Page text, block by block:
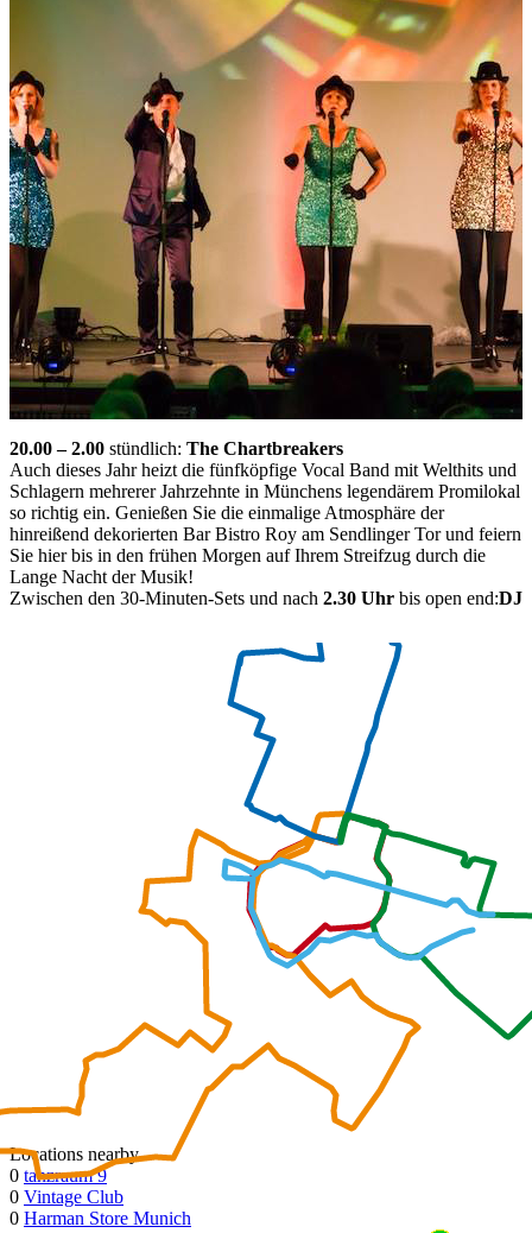
20.00 – 2.00 stündlich: The Chartbreakers
Auch dieses Jahr heizt die fünfköpfige Vocal Band mit Welthits und
Schlagern mehrerer Jahrzehnte in Münchens legendärem Promilokal
so richtig ein. Genießen Sie die einmalige Atmosphäre der
hinreißend dekorierten Bar Bistro Roy am Sendlinger Tor und feiern
Sie hier bis in den frühen Morgen auf Ihrem Streifzug durch die
Lange Nacht der Musik!
Zwischen den 30-Minuten-Sets und nach 2.30 Uhr bis open end:DJ
Locations nearby
0 tanzraum 9
0 Vintage Club
0 Harman Store Munich